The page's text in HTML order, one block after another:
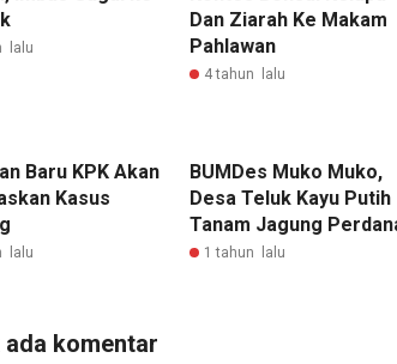
lalu
Dan Ziarah Ke Makam
Pahlawan
4 tahun lalu
Baru KPK Akan
Kasus
lalu
BUMDes Muko Muko,
Desa Teluk Kayu Putih
Tanam Jagung
1 tahun lalu
komentar